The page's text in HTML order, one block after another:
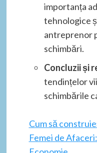
importanța
tehnologice
antreprenor
schimbări.
Concluzii și
tendințelor
schimbările
Cum să
Femei de